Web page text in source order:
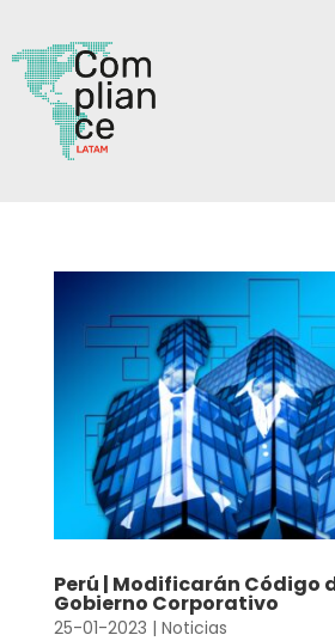
Perú | Modificarán Código
Gobierno Corporativo
25-01-2023 | Noticias